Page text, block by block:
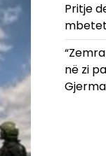
Pritje
në zi